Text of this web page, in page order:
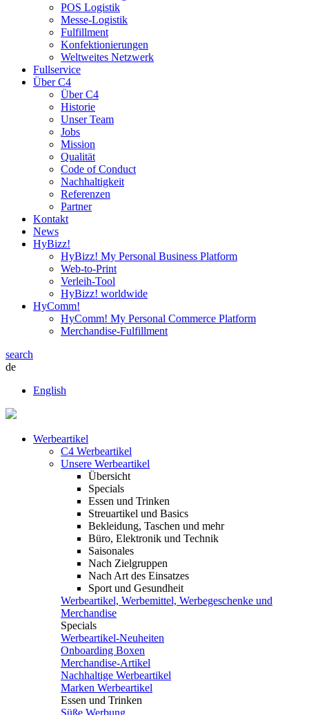
POS Logistik
Messe-Logistik
Fulfillment
Konfektionierungen
Weltweites Netzwerk
Fullservice
Über C4
Über C4
Historie
Unser Team
Jobs
Mission
Qualität
Code of Conduct
Nachhaltigkeit
Referenzen
Partner
Kontakt
News
HyBizz!
HyBizz! My Personal Business Platform
Web-to-Print
Verleih-Tool
HyBizz! worldwide
HyComm!
HyComm! My Personal Commerce Platform
Merchandise-Fulfillment
search
de
English
Werbeartikel
C4 Werbeartikel
Unsere Werbeartikel
Übersicht
Specials
Essen und Trinken
Streuartikel und Basics
Bekleidung, Taschen und mehr
Büro, Elektronik und Technik
Saisonales
Nach Zielgruppen
Nach Art des Einsatzes
Sport und Gesundheit
Werbeartikel, Werbemittel, Werbegeschenke und
Merchandise
Specials
Werbeartikel-Neuheiten
Onboarding Boxen
Merchandise-Artikel
Nachhaltige Werbeartikel
Marken Werbeartikel
Essen und Trinken
Süße Werbung